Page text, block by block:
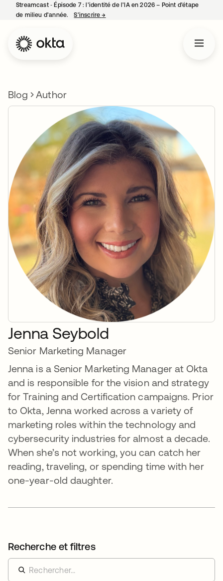
Streamcast ‑ Épisode 7 : l’identité de l’IA en 2026 – Point d’étape
de milieu d’année.
S’inscrire→
Blog Author
Jenna Seybold
Senior Marketing Manager
Jenna is a Senior Marketing Manager at Okta
and is responsible for the vision and strategy
for Training and Certification campaigns. Prior
to Okta, Jenna worked across a variety of
marketing roles within the technology and
cybersecurity industries for almost a decade.
When she’s not working, you can catch her
reading, traveling, or spending time with her
one-year-old daughter.
Recherche et filtres